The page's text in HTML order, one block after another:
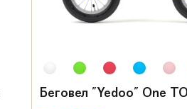
Беговел "Yedoo" One